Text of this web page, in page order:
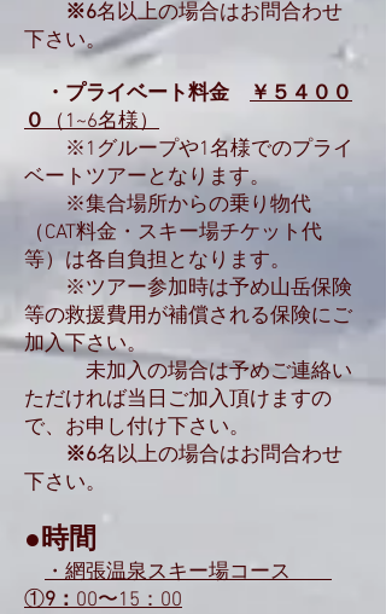
※6名以上の場合はお問合わせ
下さい。
・プライベート料金 ￥５４００
０（1~6名様）
※1グループや1名様でのプライ
ベートツアーとなります。
※集合場所からの乗り物代
（CAT料金・スキー場チケット代
等）は各自負担となります。
※ツアー参加時は予め山岳保険
等の救援費用が補償される保険にご
加入下さい。
未加入の場合は予めご連絡い
ただければ当日ご加入頂けますの
で、お申し付け下さい。
※6名以上の場合はお問合わせ
下さい。
●時間
・網張温泉スキー場コース
①9：00〜15：00